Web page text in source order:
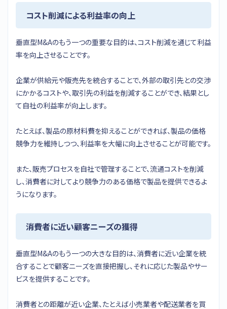
コスト削減による利益率の向上
垂直型M&Aのもう一つの重要な目的は、コスト削減を通じて利益
率を向上させることです。
企業が供給元や販売先を統合することで、外部の取引先との交渉
にかかるコストや、取引先の利益を削減することができ、結果とし
て自社の利益率が向上します。
たとえば、製品の原材料費を抑えることができれば、製品の価格
競争力を維持しつつ、利益率を大幅に向上させることが可能です。
また、販売プロセスを自社で管理することで、流通コストを削減
し、消費者に対してより競争力のある価格で製品を提供できるよ
うになります。
消費者に近い顧客ニーズの獲得
垂直型M&Aのもう一つの大きな目的は、消費者に近い企業を統
合することで顧客ニーズを直接把握し、それに応じた製品やサー
ビスを提供することです。
消費者との距離が近い企業、たとえば小売業者や配送業者を買